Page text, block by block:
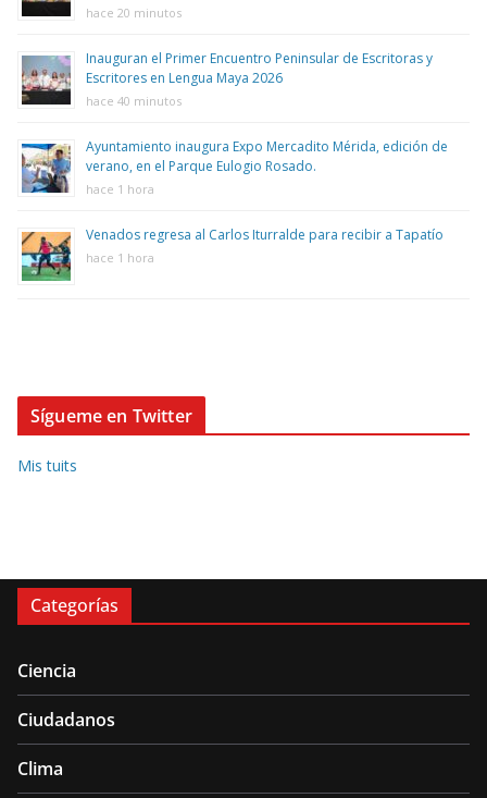
hace 20 minutos
Inauguran el Primer Encuentro Peninsular de Escritoras y
Escritores en Lengua Maya 2026
hace 40 minutos
Ayuntamiento inaugura Expo Mercadito Mérida, edición de
verano, en el Parque Eulogio Rosado.
hace 1 hora
Venados regresa al Carlos Iturralde para recibir a Tapatío
hace 1 hora
Sígueme en Twitter
Mis tuits
Categorías
Ciencia
Ciudadanos
Clima